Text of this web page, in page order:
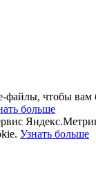
файлы, чтобы
больше
Узнать больше